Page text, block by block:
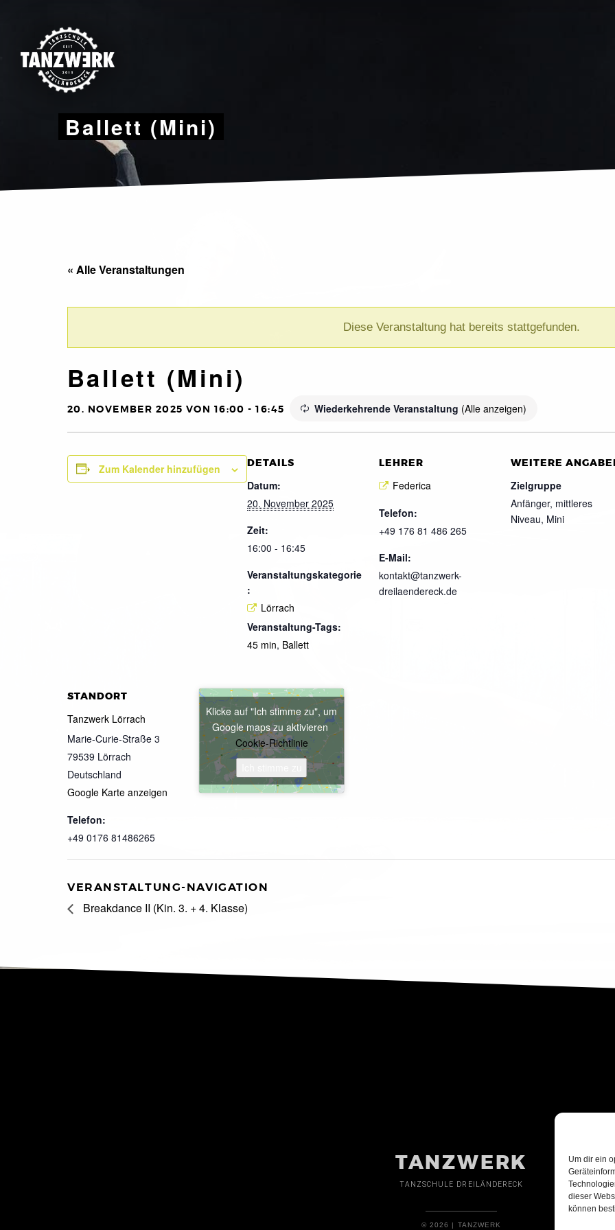
Um dir ein
dieser
können
content
Ballett (Mini)
« Alle Veranstaltungen
Diese Veranstaltung hat bereits stattgefunden.
Ballett (Mini)
20. NOVEMBER 2025 VON 16:00 -16:45 Wiederkehrende Veranstaltung (Alle anzeigen)
Zum Kalender hinzufügen DETAILS
Datum:
20. November 2025
Zeit:
16:00 - 16:45
Veranstaltungskategorie
:
Lörrach
Veranstaltung-Tags:
45 min, Ballett
LEHRER
Federica
Telefon:
+49 176 81 486 265
E-Mail:
kontakt@tanzwerk-
dreilaendereck.de
WEITERE
Zielgruppe
Anfänger, mittleres
Niveau, Mini
STANDORT
Tanzwerk Lörrach
Marie-Curie-Straße 3
79539 Lörrach
Deutschland
Google Karte anzeigen
Telefon:
+49 0176 81486265
Klicke auf "Ich stimme zu", um
Google maps zu aktivieren
Cookie-Richtlinie
VERANSTALTUNG-NAVIGATION
Breakdance II (Kin. 3. + 4. Klasse)
TANZWERK
TANZSCHULE DREILÄNDERECK
© 2026 | TANZWERK